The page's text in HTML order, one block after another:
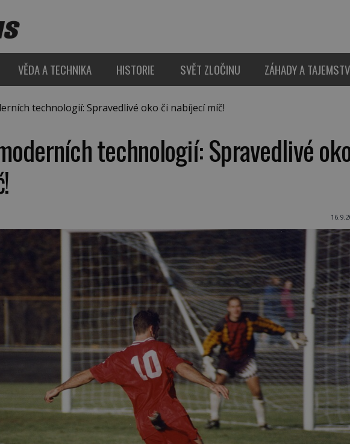
VĚDA A TECHNIKA HISTORIE SVĚT ZLOČINU ZÁHADY A
technologií: Spravedlivé oko či nabíjecí míč!
technologií: Spravedlivé